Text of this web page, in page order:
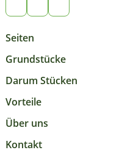
Seiten
Grundstücke
Darum Stücken
Vorteile
Über uns
Kontakt